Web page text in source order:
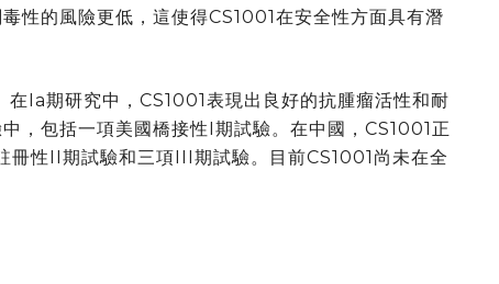
性的風險更低，這使得CS1001在安全性方面具有潛
Ia期研究中，CS1001表現出良好的抗腫瘤活性和耐
，包括一項美國橋接性I期試驗。在中國，CS1001正
性II期試驗和三項III期試驗。目前CS1001尚未在全